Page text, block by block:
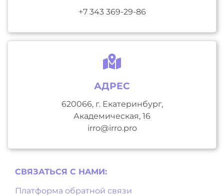
+7 343 369-29-86
АДРЕС
620066, г. Екатеринбург,
Академическая, 16
irro@irro.pro
СВЯЗАТЬСЯ С НAМИ:
Платформа обратной связи